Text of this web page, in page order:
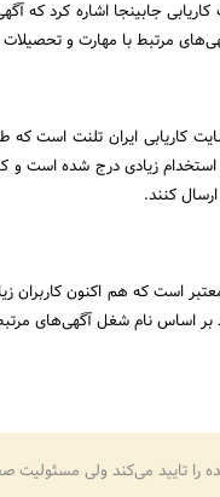
جابینجا اشاره کرد
مرتبط با مهارت و
کاریابی ایران تلنت است
زیادی درج شده است و
کنند.
است که هم اکنون کاربران
بر اساس نام شغل آگهی‌های
را تایید می‌کند ولی